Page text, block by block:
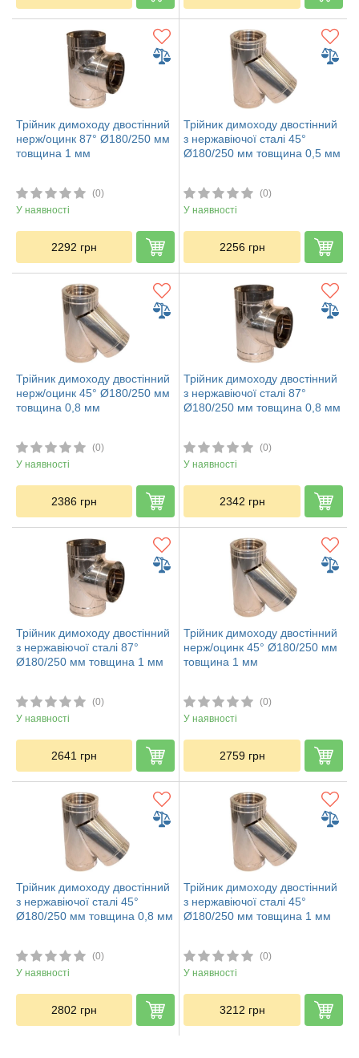
Трійник димоходу двостінний
нерж/оцинк 87° Ø180/250 мм
товщина 1 мм
(0)
У наявності
2292 грн
Трійник димоходу двостінний
з нержавіючої сталі 45°
Ø180/250 мм товщина 0,5 мм
(0)
У наявності
2256 грн
Трійник димоходу двостінний
нерж/оцинк 45° Ø180/250 мм
товщина 0,8 мм
(0)
У наявності
2386 грн
Трійник димоходу двостінний
з нержавіючої сталі 87°
Ø180/250 мм товщина 0,8 мм
(0)
У наявності
2342 грн
Трійник димоходу двостінний
з нержавіючої сталі 87°
Ø180/250 мм товщина 1 мм
(0)
У наявності
2641 грн
Трійник димоходу двостінний
нерж/оцинк 45° Ø180/250 мм
товщина 1 мм
(0)
У наявності
2759 грн
Трійник димоходу двостінний
з нержавіючої сталі 45°
Ø180/250 мм товщина 0,8 мм
(0)
У наявності
2802 грн
Трійник димоходу двостінний
з нержавіючої сталі 45°
Ø180/250 мм товщина 1 мм
(0)
У наявності
3212 грн